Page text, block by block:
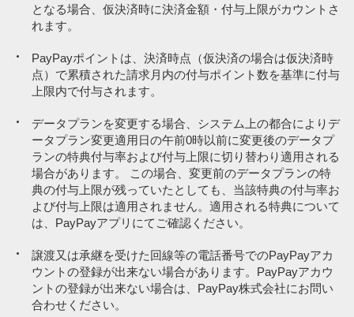
保険（満期型）
通乗車券等）（特定のお店で使えるPayPay商品券を除く）
金券ショップ等再販売事業者が販売する上記の金券類、興行チケッ
ト（映画/施設など）
自治体の税源により発行される商品券（ふるさと納税でもらえる商
品券を除く）
プリペイドカード
入国時の税関手続きの支払い
JR東日本グループ運営の加盟店での商品代
ローン事業者への支払い
PayPayクレジットによるPayPay残高チャージ
保険（満期型）
通乗車券等）（特定のお店で使えるPayPay商品券を除く）
金券ショップ等再販売事業者が販売する上記の金券類、興行チケッ
ト（映画/施設など）
自治体の税源により発行される商品券（ふるさと納税でもらえる商
品券を除く）
プリペイドカード
入国時の税関手続きの支払い
JR東日本グループ運営の加盟店での商品代
ローン事業者への支払い
PayPayクレジットによるPayPay残高チャージ
となる場合、仮決済時に決済金額・付与上限がカウントさ
れます。
PayPayポイントは、決済時点（仮決済の場合は仮決済時
点）で累積された請求月内の付与ポイント数を基準に付与
上限内で付与されます。
データプランを変更する場合、システム上の都合によりデ
ータプラン変更適用日の午前0時以前に変更後のデータプ
ランの特典付与率および付与上限に切り替わり適用される
場合があります。 この場合、変更前のデータプランの特
典の付与上限が残っていたとしても、当該特典の付与率お
よび付与上限は適用されません。適用される特典について
は、PayPayアプリにてご確認ください。
譲渡又は承継を受けた回線等の電話番号でのPayPayアカ
ウントの登録が出来ない場合があります。PayPayアカウ
ントの登録が出来ない場合は、PayPay株式会社にお問い
合わせください。